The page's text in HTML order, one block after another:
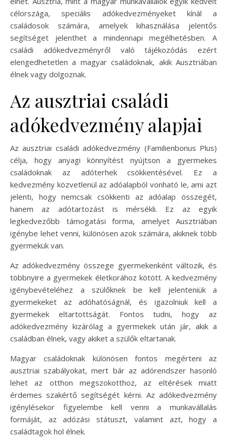
célországa, speciális adókedvezményeket kínál a
családosok számára, amelyek kihasználása jelentős
segítséget jelenthet a mindennapi megélhetésben. A
családi adókedvezményről való tájékozódás ezért
elengedhetetlen a magyar családoknak, akik Ausztriában
élnek vagy dolgoznak.
Az ausztriai családi
adókedvezmény alapjai
Az ausztriai családi adókedvezmény (Familienbonus Plus)
célja, hogy anyagi könnyítést nyújtson a gyermekes
családoknak az adóterhek csökkentésével. Ez a
kedvezmény közvetlenül az adóalapból vonható le, ami azt
jelenti, hogy nemcsak csökkenti az adóalap összegét,
hanem az adótartozást is mérsékli. Ez az egyik
legkedvezőbb támogatási forma, amelyet Ausztriában
igénybe lehet venni, különösen azok számára, akiknek több
gyermekük van.
Az adókedvezmény összege gyermekenként változik, és
többnyire a gyermekek életkorához kötött. A kedvezmény
igénybevételéhez a szülőknek be kell jelenteniük a
gyermekeket az adóhatóságnál, és igazolniuk kell a
gyermekek eltartottságát. Fontos tudni, hogy az
adókedvezmény kizárólag a gyermekek után jár, akik a
családban élnek, vagy akiket a szülők eltartanak.
Magyar családoknak különösen fontos megérteni az
ausztriai szabályokat, mert bár az adórendszer hasonló
lehet az otthon megszokotthoz, az eltérések miatt
érdemes szakértő segítségét kérni. Az adókedvezmény
igénylésekor figyelembe kell venni a munkavállalás
formáját, az adózási státuszt, valamint azt, hogy a
családtagok hol élnek.